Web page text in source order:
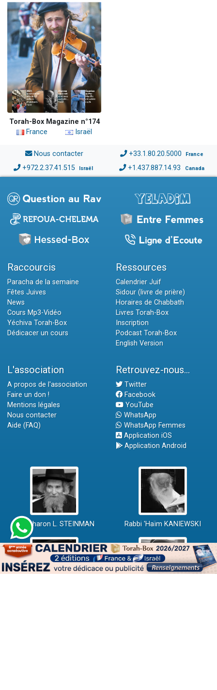
Torah-Box Magazine n°174
France
Israël
Nous contacter +33.1.80.20.5000 France
+972.2.37.41.515 Israël +1.437.887.14.93 Canada
Raccourcis
Paracha de la semaine
Fêtes Juives
News
Cours Mp3-Vidéo
Yéchiva Torah-Box
Dédicacer un cours
Ressources
Calendrier Juif
Sidour (livre de prière)
Horaires de Chabbath
Livres Torah-Box
Inscription
Podcast Torah-Box
English Version
L'association
A propos de l'association
Faire un don !
Mentions légales
Nous contacter
Aide (FAQ)
Retrouvez-nous...
Twitter
Facebook
YouTube
WhatsApp
WhatsApp Femmes
Application iOS
Application Android
Rav Aharon L. STEINMAN Rabbi 'Haïm KANIEWSKI